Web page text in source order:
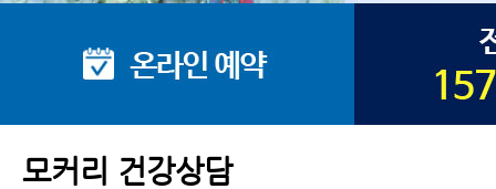
모커리 건강상담